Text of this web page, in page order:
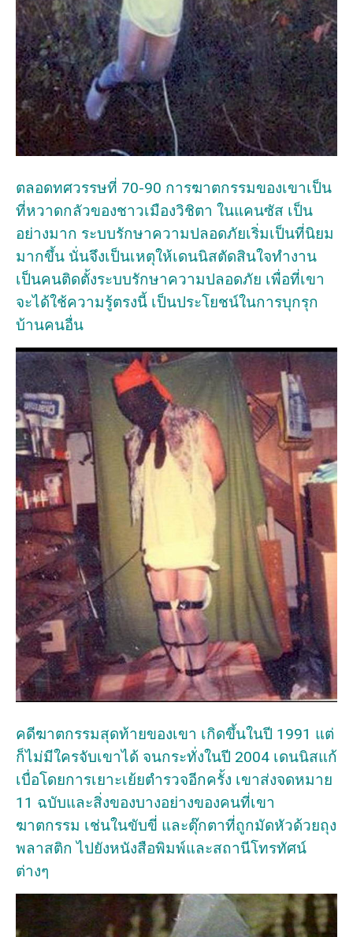
ตลอดทศวรรษที่ 70-90 การฆาตกรรมของเขาเป็น
ที่หวาดกลัวของชาวเมืองวิชิตา ในแคนซัส เป็น
อย่างมาก ระบบรักษาความปลอดภัยเริ่มเป็นที่นิยม
มากขึ้น นั่นจึงเป็นเหตุให้เดนนิสตัดสินใจทำงาน
เป็นคนติดตั้งระบบรักษาความปลอดภัย เพื่อที่เขา
จะได้ใช้ความรู้ตรงนี้ เป็นประโยชน์ในการบุกรุก
บ้านคนอื่น
คดีฆาตกรรมสุดท้ายของเขา เกิดขึ้นในปี 1991 แต่
ก็ไม่มีใครจับเขาได้ จนกระทั่งในปี 2004 เดนนิสแก้
เบื่อโดยการเยาะเย้ยตำรวจอีกครั้ง เขาส่งจดหมาย
11 ฉบับและสิ่งของบางอย่างของคนที่เขา
ฆาตกรรม เช่นในขับขี่ และตุ๊กตาที่ถูกมัดหัวด้วยถุง
พลาสติก ไปยังหนังสือพิมพ์และสถานีโทรทัศน์
ต่างๆ